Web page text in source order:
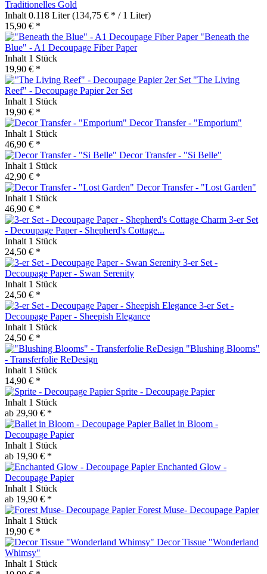
Traditionelles Gold
Inhalt 0.118 Liter(134,75 € * / 1 Liter)
15,90 € *
"Beneath the
Blue" - A1 Decoupage Fiber Paper
Inhalt 1 Stück
19,90 € *
"The Living
Reef" - Decoupage Papier 2er Set
Inhalt 1 Stück
19,90 € *
Decor Transfer - "Emporium"
Inhalt 1 Stück
46,90 € *
Decor Transfer - "Si Belle"
Inhalt 1 Stück
42,90 € *
Decor Transfer - "Lost Garden"
Inhalt 1 Stück
46,90 € *
3-er Set
- Decoupage Paper - Shepherd's Cottage...
Inhalt 1 Stück
24,50 € *
3-er Set -
Decoupage Paper - Swan Serenity
Inhalt 1 Stück
24,50 € *
3-er Set -
Decoupage Paper - Sheepish Elegance
Inhalt 1 Stück
24,50 € *
"Blushing Blooms"
- Transferfolie ReDesign
Inhalt 1 Stück
14,90 € *
Sprite - Decoupage Papier
Inhalt 1 Stück
ab 29,90 € *
Ballet in Bloom -
Decoupage Papier
Inhalt 1 Stück
ab 19,90 € *
Enchanted Glow -
Decoupage Papier
Inhalt 1 Stück
ab 19,90 € *
Forest Muse- Decoupage Papier
Inhalt 1 Stück
19,90 € *
Decor Tissue "Wonderland
Whimsy"
Inhalt 1 Stück